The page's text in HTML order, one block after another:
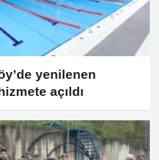
yenilenen
açıldı